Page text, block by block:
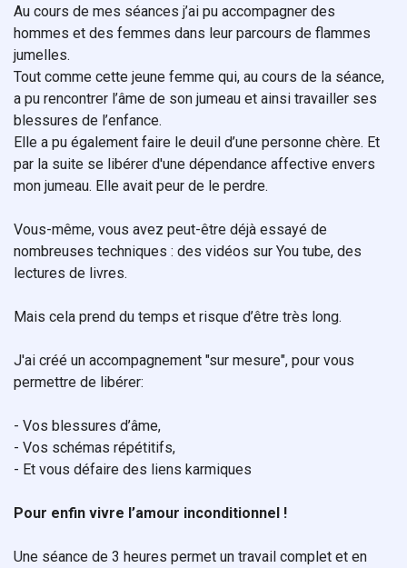
Au cours de mes séances j’ai pu accompagner des
hommes et des femmes dans leur parcours de flammes
jumelles.
Tout comme cette jeune femme qui, au cours de la séance,
a pu rencontrer l’âme de son jumeau et ainsi travailler ses
blessures de l’enfance.
Elle a pu également faire le deuil d’une personne chère. Et
par la suite se libérer d'une dépendance affective envers
mon jumeau. Elle avait peur de le perdre.
Vous-même, vous avez peut-être déjà essayé de
nombreuses techniques : des vidéos sur You tube, des
lectures de livres.
Mais cela prend du temps et risque d’être très long.
J'ai créé un accompagnement "sur mesure", pour vous
permettre de libérer:
- Vos blessures d’âme,
- Vos schémas répétitifs,
- Et vous défaire des liens karmiques
Pour enfin vivre l’amour inconditionnel !
Une séance de 3 heures permet un travail complet et en